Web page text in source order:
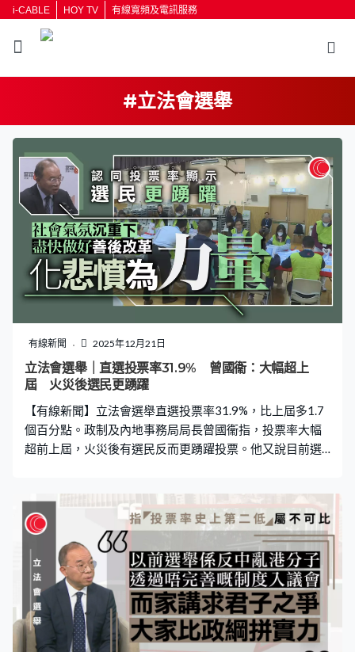
i-CABLE HOY TV 有線寬頻及電訊服務
#立法會選舉
按輸入鍵開始搜尋
有線新聞 2025年12月21日
立法會選舉｜直選投票率31.9% 曾國衞：大幅超上
屆 火災後選民更踴躍
【有線新聞】立法會選舉直選投票率31.9%，比上屆多1.7
個百分點。政制及內地事務局局長曾國衞指，投票率大幅
超前上屆，火災後有選民反而更踴躍投票。他又說目前選
第二低，政制及內地事務局局長曾國衞認同港澳辦稱投票
率大幅超越上屆。曾國衞：「功能界別由上次32%升至
40%，選舉委員會界別去到接近100%、99點幾%，直選亦
上升過上次，所以我覺得大幅超前這個說法亦是正確的。
社會氣氛仍然很沉重下，有些人覺得沒有心情投票亦有
的，有些人覺得在這情況下希望立法會盡快產生，從而大
家盡快做好善後工作、改革工作，化悲憤為力量，進一步
踴躍投票。」 改制後直選議席減至20席，佔約兩成，被問